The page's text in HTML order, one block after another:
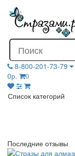
8-800-201-73-79
0р.
0
Список категорий
Последние отзывы